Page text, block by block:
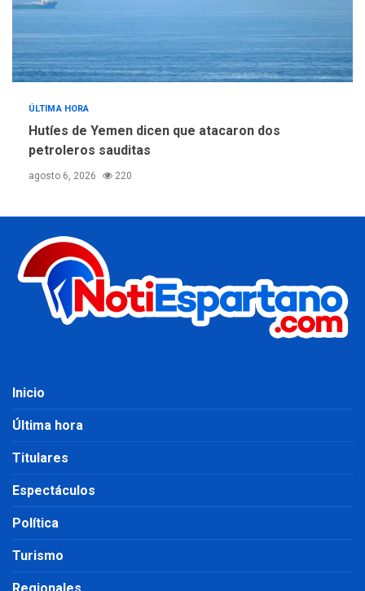
ÚLTIMA HORA
Hutíes de Yemen dicen que atacaron dos
petroleros sauditas
agosto 6, 2026 220
Inicio
Última hora
Titulares
Espectáculos
Política
Turismo